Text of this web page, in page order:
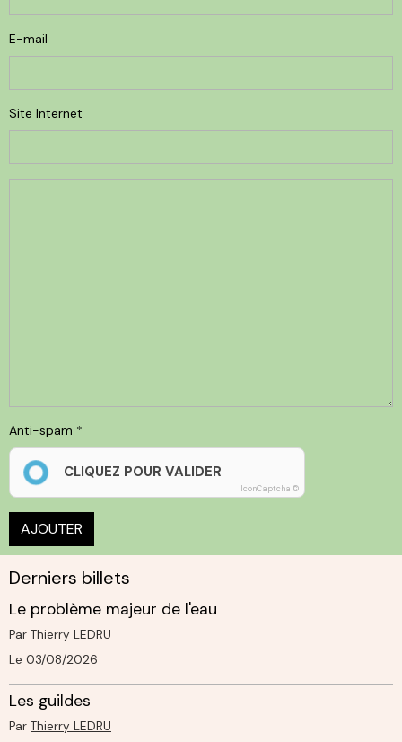
E-mail
Site Internet
Anti-spam
CLIQUEZ POUR VALIDER
IconCaptcha ©
AJOUTER
Derniers billets
Le problème majeur de l'eau
Par Thierry LEDRU
Le 03/08/2026
Les guildes
Par Thierry LEDRU